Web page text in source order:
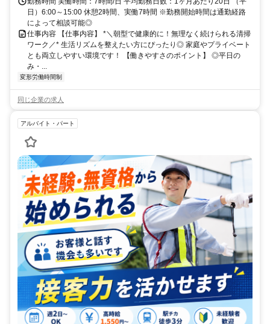
日）6:00～15:00 休憩2時間、実働7時間 ※勤務開始時間は通勤経路
によって相談可能◎
仕事内容 【仕事内容】 *＼朝型で健康的に！無理なく続けられる清掃
ワーク／* 生活リズムを整えたい方にぴったり◎ 家庭やプライベート
とも両立しやすい環境です！ 【働きやすさのポイント】 ◎平日の
み・...
変形労働時間制
同じ企業の求人
アルバイト・パート